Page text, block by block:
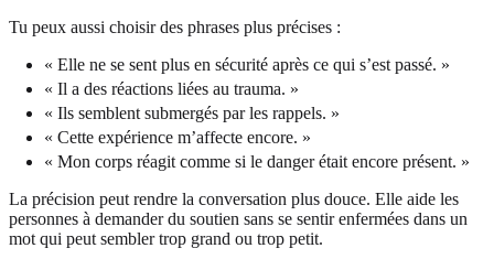
Tu peux aussi choisir des phrases plus précises :
« Elle ne se sent plus en sécurité après ce qui s’est passé. »
« Il a des réactions liées au trauma. »
« Ils semblent submergés par les rappels. »
« Cette expérience m’affecte encore. »
« Mon corps réagit comme si le danger était encore présent. »
La précision peut rendre la conversation plus douce. Elle aide les
personnes à demander du soutien sans se sentir enfermées dans un
mot qui peut sembler trop grand ou trop petit.